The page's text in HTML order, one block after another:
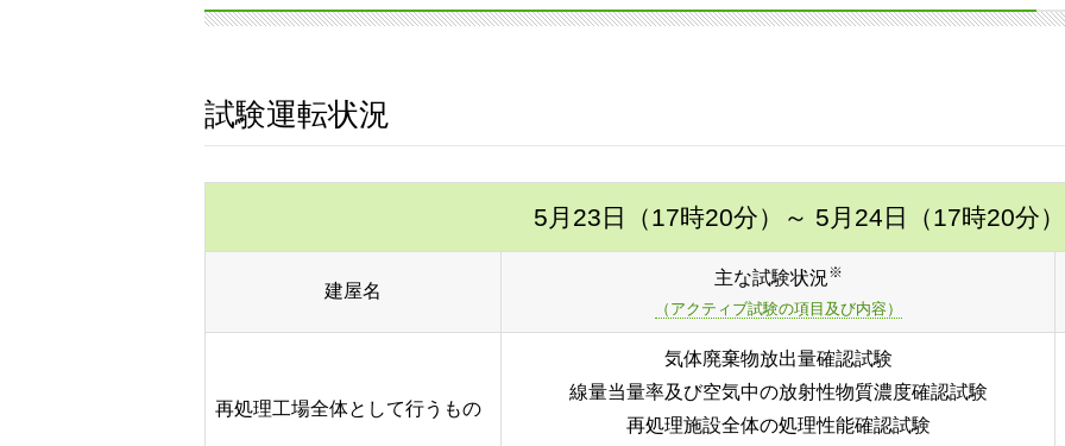
試験運転状況
5月23日（17時20分） ～ 5月24日（17時20分）
建屋名
主な試験状況※
（アクティブ試験の項目及び内容）
再処理工場全体として行うもの
気体廃棄物放出量確認試験
線量当量率及び空気中の放射性物質濃度確認試験
再処理施設全体の処理性能確認試験